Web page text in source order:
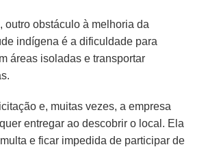
, outro obstáculo à melhoria da
indígena é a dificuldade para
áreas isoladas e transportar
e, muitas vezes, a empresa
entregar ao descobrir o local. Ela
e ficar impedida de participar de